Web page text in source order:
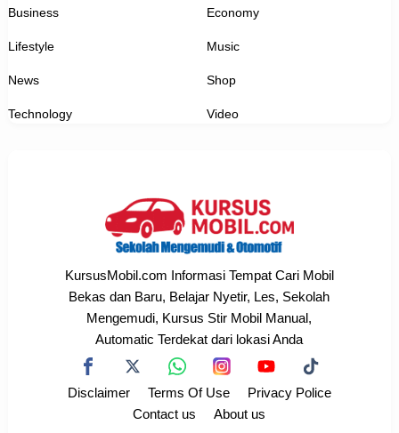
Business Economy
Lifestyle Music
News Shop
Technology Video
KursusMobil.com Informasi Tempat Cari Mobil
Bekas dan Baru, Belajar Nyetir, Les, Sekolah
Mengemudi, Kursus Stir Mobil Manual,
Automatic Terdekat dari lokasi Anda
Disclaimer Terms Of Use
Privacy Police
Contact us
About us